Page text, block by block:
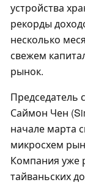
устройства
рекорды
несколько
свежем
рынок.
Председатель
Саймон Чен
начале марта
микросхем
Компания уже
тайваньских